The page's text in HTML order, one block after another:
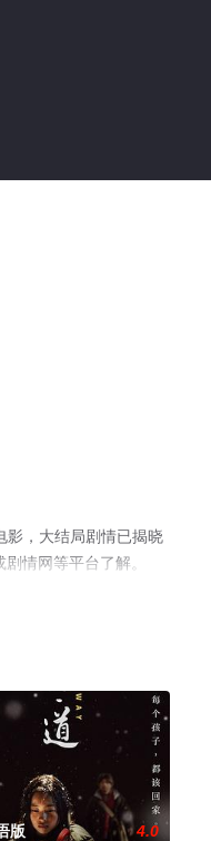
影，大结局剧情已揭晓
情网等平台了解。
版 4.0